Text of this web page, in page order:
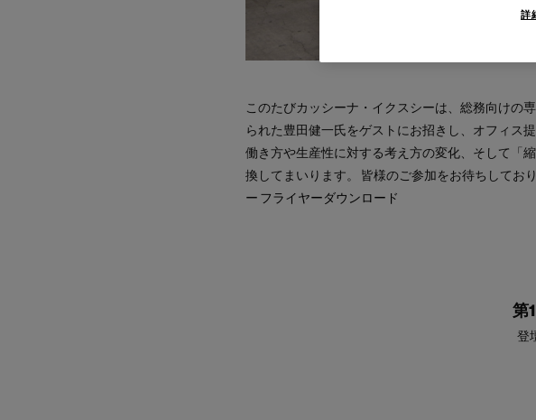
このたびカッシーナ・イクスシーは、総務向けの
られた豊田健一氏をゲストにお招きし、オフィス
働き方や生産性に対する考え方の変化、そして「
換してまいります。 皆様のご参加をお待ちしており
ー フライヤーダウンロード
第
登
詳